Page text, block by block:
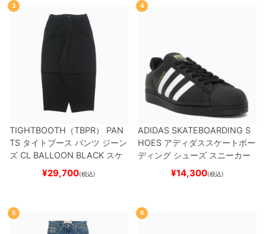
3
TIGHTBOOTH（TBPR） PAN
TS タイトブース パンツ ジーン
ズ CL BALLOON BLACK スケ
ートボード スケボー
¥29,700(税込)
4
ADIDAS SKATEBOARDING S
HOES アディダススケートボー
ディング シューズ スニーカー
スーパースター SUPERSTAR A
BLACK/WHITE/WHITE
ー
¥14,300(税込)
5 6